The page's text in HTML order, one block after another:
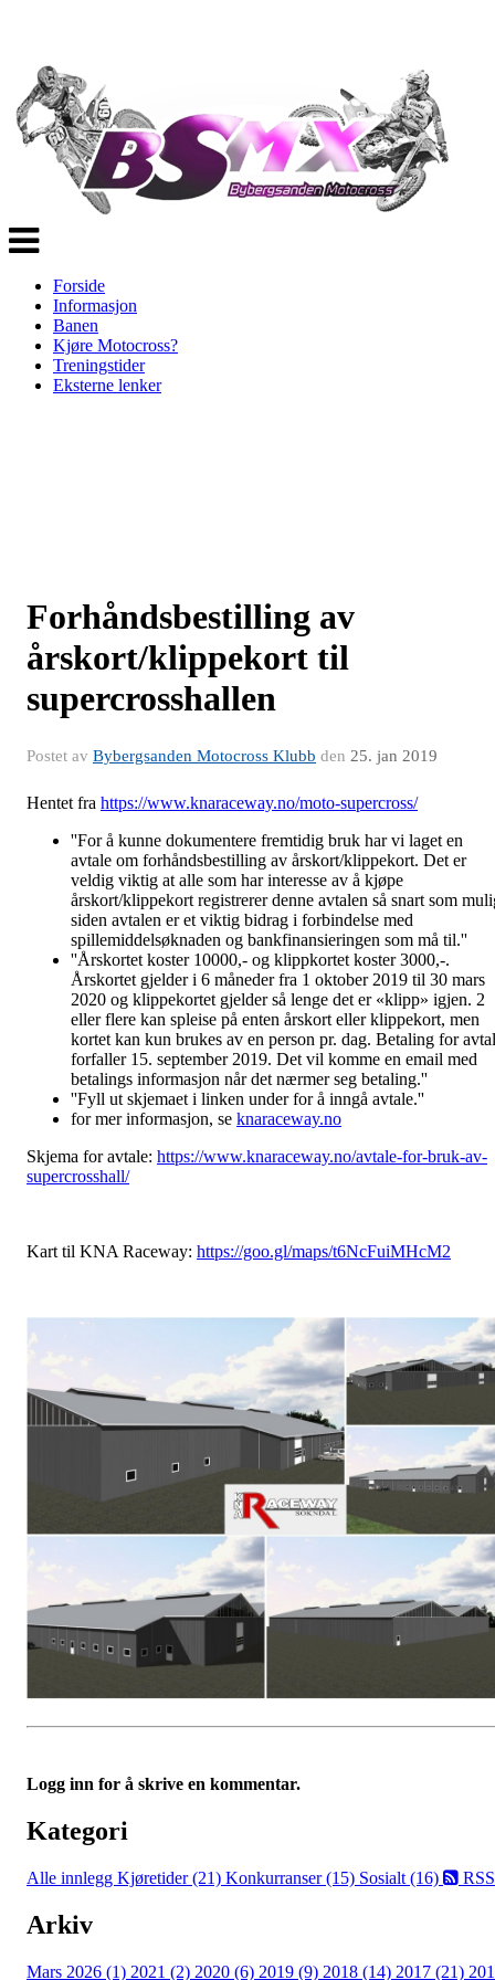
Veksle
navigasjon
Forside
Informasjon
Banen
Kjøre Motocross?
Treningstider
Eksterne lenker
Forhåndsbestilling av
årskort/klippekort til
supercrosshallen
Postet av Bybergsanden Motocross Klubb den 25. jan 2019
Hentet fra https://www.knaraceway.no/moto-supercross/
''For å kunne dokumentere fremtidig bruk har vi laget en
avtale om forhåndsbestilling av årskort/klippekort. Det er
veldig viktig at alle som har interesse av å kjøpe
årskort/klippekort registrerer denne avtalen så snart som
siden avtalen er et viktig bidrag i forbindelse med
spillemiddelsøknaden og bankfinansieringen som må til.''
''Årskortet koster 10000,- og klippkortet koster 3000,-.
Årskortet gjelder i 6 måneder fra 1 oktober 2019 til 30 mars
2020 og klippekortet gjelder så lenge det er «klipp» igjen. 2
eller flere kan spleise på enten årskort eller klippekort, men
kortet kan kun brukes av en person pr. dag. Betaling for
forfaller 15. september 2019. Det vil komme en email med
betalings informasjon når det nærmer seg betaling.''
''Fyll ut skjemaet i linken under for å inngå avtale.''
for mer informasjon, se knaraceway.no
Skjema for avtale: https://www.knaraceway.no/avtale-for-bruk-av-
supercrosshall/
Kart til KNA Raceway: https://goo.gl/maps/t6NcFuiMHcM2
Logg inn for å skrive en kommentar.
Kategori
Alle innlegg Kjøretider (21) Konkurranser (15) Sosialt (16) RSS
Arkiv
Mars 2026 (1) 2021 (2) 2020 (6) 2019 (9) 2018 (14) 2017 (21)